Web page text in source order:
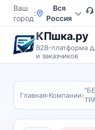
Ваш
город
Вся
Россия
КПшка.ру
B2B-платформа
и заказчиков
Главная›Компании›